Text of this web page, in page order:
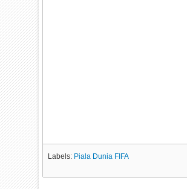
Labels: Piala Dunia FIFA